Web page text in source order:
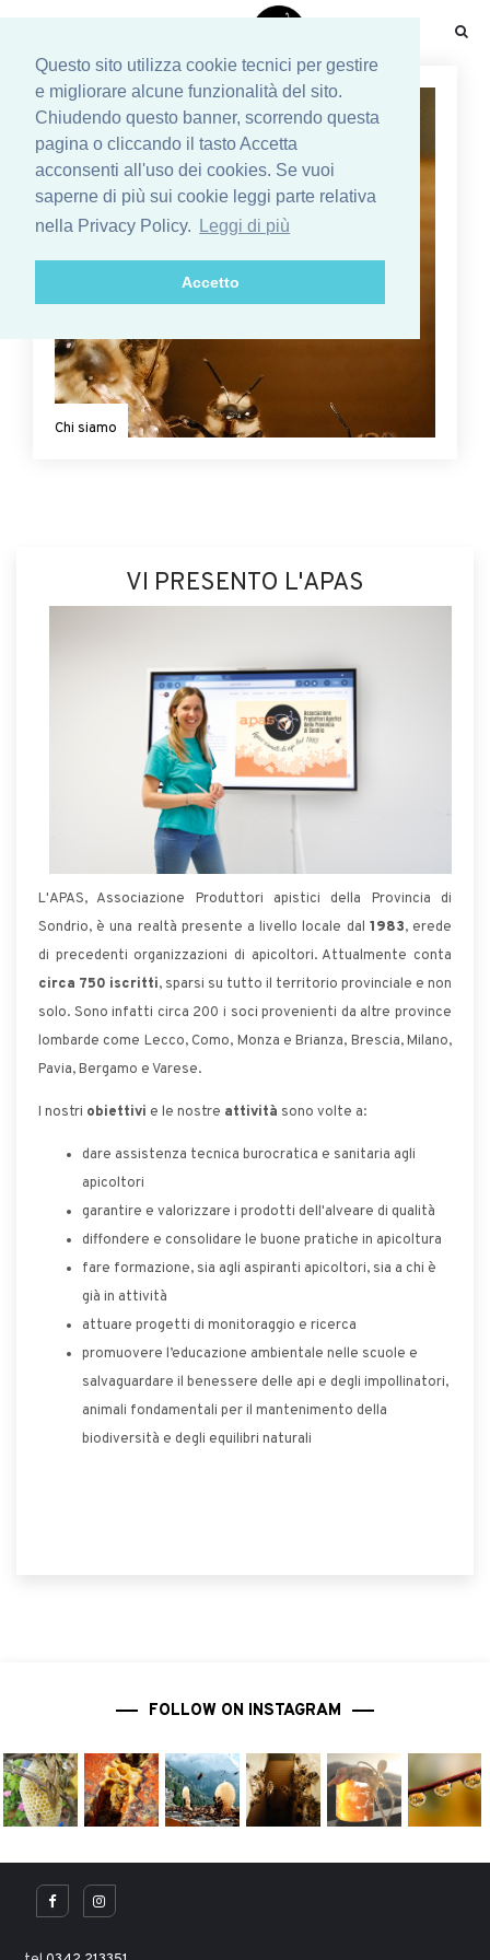
Questo sito utilizza cookie tecnici per gestire
e migliorare alcune funzionalità del sito.
Chiudendo questo banner, scorrendo questa
pagina o cliccando il tasto Accetta
acconsenti all'uso dei cookies. Se vuoi
saperne di più sui cookie leggi parte relativa
nella Privacy Policy.
Leggi di più
Accetto
Chi siamo
VI PRESENTO L'APAS
L'APAS, Associazione Produttori apistici della Provincia di
Sondrio, è una realtà presente a livello locale dal 1983, erede
di precedenti organizzazioni di apicoltori. Attualmente conta
circa 750 iscritti, sparsi su tutto il territorio provinciale e non
solo. Sono infatti circa 200 i soci provenienti da altre province
lombarde come Lecco, Como, Monza e Brianza, Brescia, Milano,
Pavia, Bergamo e Varese.
I nostri obiettivi e le nostre attività sono volte a:
dare assistenza tecnica burocratica e sanitaria agli
apicoltori
garantire e valorizzare i prodotti dell'alveare di qualità
diffondere e consolidare le buone pratiche in apicoltura
fare formazione, sia agli aspiranti apicoltori, sia a chi è
già in attività
attuare progetti di monitoraggio e ricerca
promuovere l’educazione ambientale nelle scuole e
salvaguardare il benessere delle api e degli impollinatori,
animali fondamentali per il mantenimento della
biodiversità e degli equilibri naturali
FOLLOW ON INSTAGRAM